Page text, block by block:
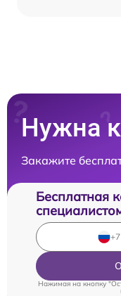
Нужна
Закажите
Бесплатная
Нажимая на кнопку